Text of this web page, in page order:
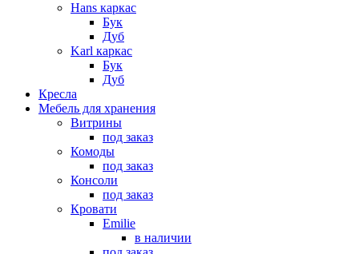
Hans каркас
Бук
Дуб
Karl каркас
Бук
Дуб
Кресла
Мебель для хранения
Витрины
под заказ
Комоды
под заказ
Консоли
под заказ
Кровати
Emilie
в наличии